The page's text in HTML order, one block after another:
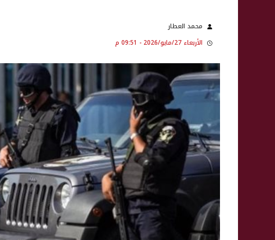
محمد العطار
الأربعاء 27/مايو/2026 - 09:51 م